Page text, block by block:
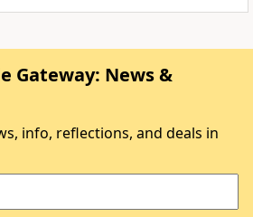
Gateway: News &
info, reflections, and deals in